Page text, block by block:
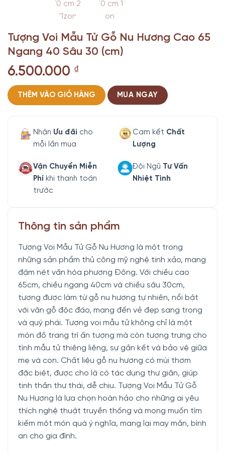
Tượng Voi Mẫu Tử Gỗ Nu Hương Cao 65
Ngang 40 Sâu 30 (cm)
6.500.000 ₫
THÊM VÀO GIỎ HÀNG MUA NGAY
Nhận Ưu đãi cho
mỗi lần mua
Cam kết Chất
Lượng
Vận Chuyển Miễn
Phí khi thanh toán
trước
Đội Ngũ Tư Vấn
Nhiệt Tình
Thông tin sản phẩm
Tượng Voi Mẫu Tử Gỗ Nu Hương là một trong
những sản phẩm thủ công mỹ nghệ tinh xảo, mang
đậm nét văn hóa phương Đông. Với chiều cao
65cm, chiều ngang 40cm và chiều sâu 30cm,
tượng được làm từ gỗ nu hương tự nhiên, nổi bật
với vân gỗ độc đáo, mang đến vẻ đẹp sang trọng
và quý phái. Tượng voi mẫu tử không chỉ là một
món đồ trang trí ấn tượng mà còn tượng trưng cho
tình mẫu tử thiêng liêng, sự gắn kết và bảo vệ giữa
mẹ và con. Chất liệu gỗ nu hương có mùi thơm
đặc biệt, được cho là có tác dụng thư giãn, giúp
tinh thần thư thái, dễ chịu. Tượng Voi Mẫu Tử Gỗ
Nu Hương là lựa chọn hoàn hảo cho những ai yêu
thích nghệ thuật truyền thống và mong muốn tìm
kiếm một món quà ý nghĩa, mang lại may mắn, bình
an cho gia đình.